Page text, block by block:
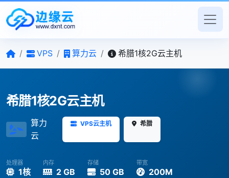
/ VPS / 算力云 / 希腊1核2G云主机
希腊1核2G云主机
算力
云
VPS云主机 希腊
处理器
1核
内存
2 GB
存储
50 GB
带宽
200M